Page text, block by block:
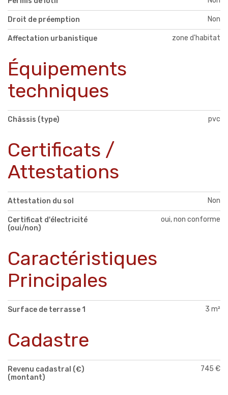
Droit de préemption Non
Affectation urbanistique zone d'habitat
Équipements
techniques
Châssis (type) pvc
Certificats /
Attestations
Attestation du sol Non
Certificat d'électricité
(oui/non)
oui, non conforme
Caractéristiques
Principales
Surface de terrasse 1 3 m²
Cadastre
Revenu cadastral (€)
(montant)
745 €